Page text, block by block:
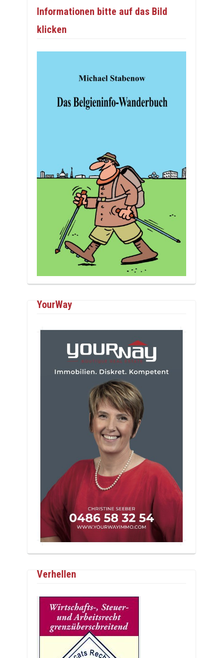
Informationen bitte auf das Bild
klicken
YourWay
Verhellen